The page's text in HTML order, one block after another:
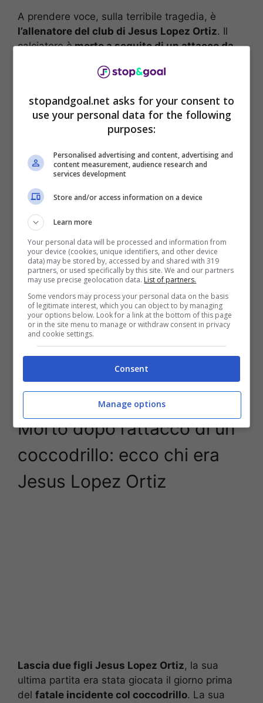
A prendere voce, sulla terribile tragedia, è
l’allenatore del club di Jesus Lopez Ortiz. Il
calciatore èmorto a seguito di un attacco da
ne ha parlato così, pubblicamente, alla stampa:
quella di rinfrescarsi al fiume, è una tragedia.
Parliamo di un calciatore esemplare, nel campo
e fuori. Pronto a dare sempre una mano,
educato, calmo. Fantastico per il talento in
campo e nello spogliatoio, una leadership unica.
Siamo scioccati, era un punto di riferimento per
il calcio qui. Una grave perdita per noi che lo
conosciamo nel privato e per tutta la città”.
Lutto in Costa Rica – Stopandgoal (ANSA foto)
Morto dopo l’attacco di un
coccodrillo: ecco chi era
Jesus Lopez Ortiz
Lascia due figli Jesus Lopez Ortiz, la sua
ultima partita era stata giocata il giorno prima
del fatale incidente col coccodrillo. La sua
stopandgoal.net asks for your consent to
use your personal data for the following
purposes:
Personalised advertising and content, advertising and
content measurement, audience research and
services development
Store and/or access information on a device
Learn more
Your personal data will be processed and information from
your device (cookies, unique identifiers, and other device
data) may be stored by, accessed by and shared with 319
partners, or used specifically by this site. We and our partners
may use precise geolocation data. List of partners.
Some vendors may process your personal data on the basis
of legitimate interest, which you can object to by managing
your options below. Look for a link at the bottom of this page
or in the site menu to manage or withdraw consent in privacy
and cookie settings.
Consent
Manage options